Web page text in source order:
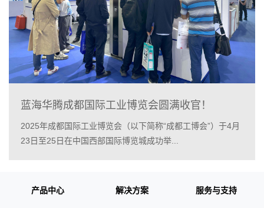
蓝海华腾成都国际工业博览会圆满收官！
2025年成都国际工业博览会（以下简称“成都工博会”）于4月
23日至25日在中国西部国际博览城成功举...
产品中心 解决方案 服务与支持